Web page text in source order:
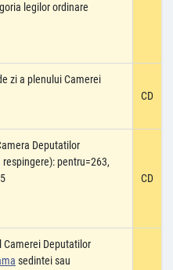
legilor ordinare
zi a plenului Camerei
CD
Deputatilor
respingere): pentru=263,
CD
Camerei Deputatilor
sedintei sau